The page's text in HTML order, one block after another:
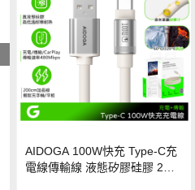
AIDOGA 100W快充 Type-C充
電線傳輸線 液態矽膠硅膠 2M